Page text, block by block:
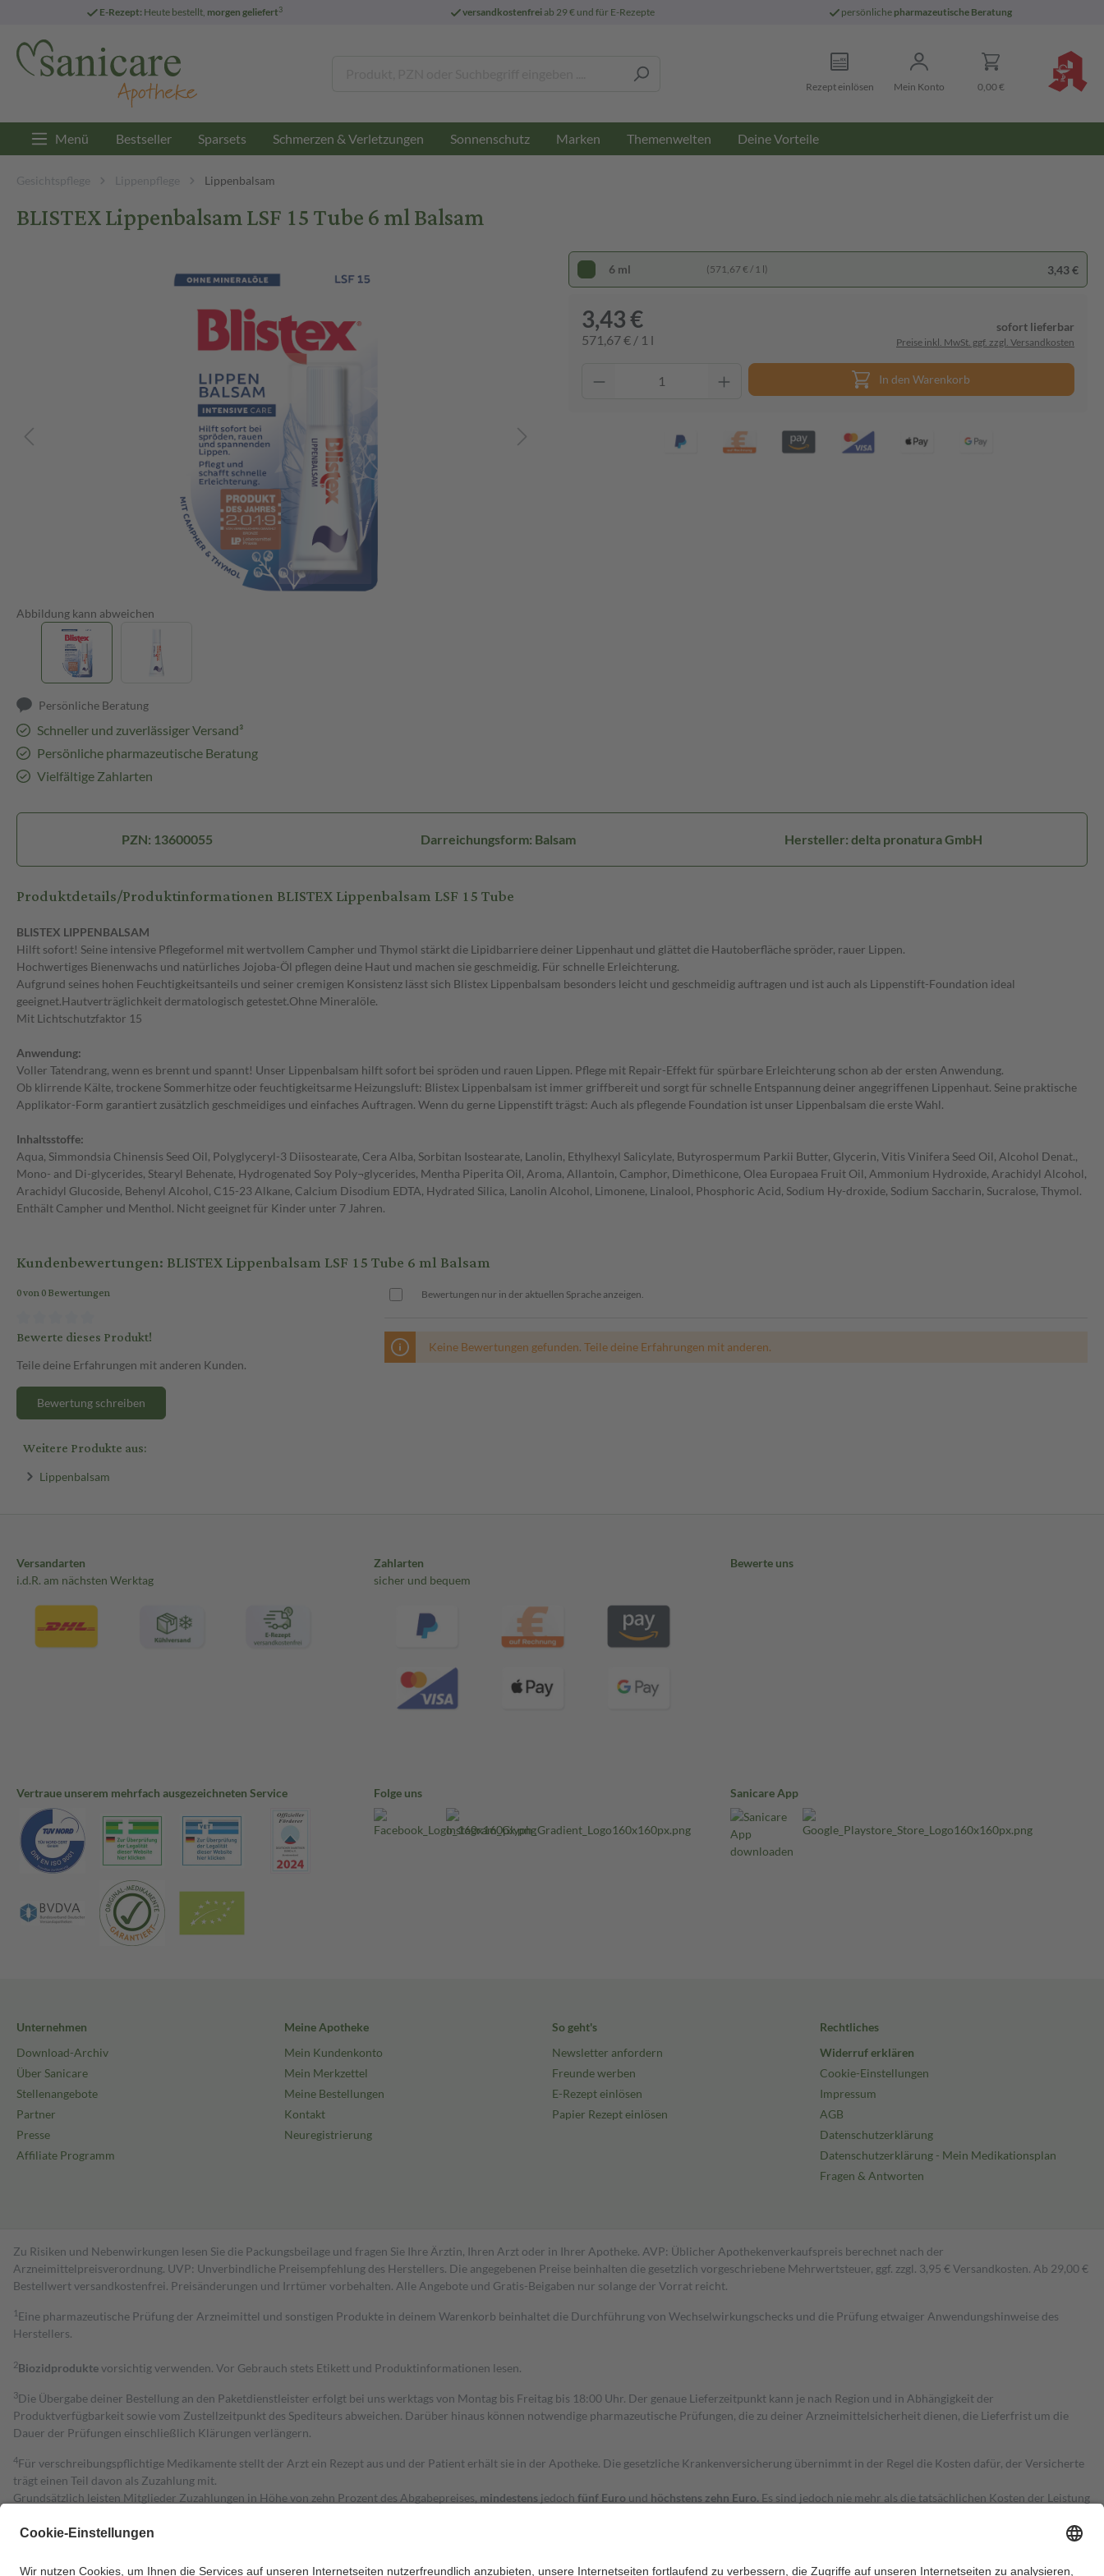
E-Rezept: Heute bestellt, morgen geliefert3 versandkostenfreiab 29 € und für E-Rezepte persönliche pharmazeutische Beratung
Rezept einlösen Mein Konto 0,00 €
Menü Bestseller Sparsets Schmerzen & Verletzungen Sonnenschutz Marken Themenwelten Deine Vorteile
Gesichtspflege Lippenpflege Lippenbalsam
BLISTEX Lippenbalsam LSF 15 Tube 6 ml Balsam
Abbildung kann abweichen
Persönliche Beratung
Schneller und zuverlässiger Versand³
Persönliche pharmazeutische Beratung
Vielfältige Zahlarten
6 ml (571,67 € / 1 l) 3,43 €
3,43 €
571,67 € / 1 l
sofort lieferbar
Preise inkl. MwSt. ggf. zzgl. Versandkosten
In den Warenkorb
PZN: 13600055 Darreichungsform: Balsam Hersteller: delta pronatura GmbH
Produktdetails/Produktinformationen BLISTEX Lippenbalsam LSF 15 Tube
BLISTEX LIPPENBALSAM
Hilft sofort! Seine intensive Pflegeformel mit wertvollem Campher und Thymol stärkt die Lipidbarriere deiner Lippenhaut und glättet die Hautoberfläche spröder, rauer Lippen.
Hochwertiges Bienenwachs und natürliches Jojoba-Öl pflegen deine Haut und machen sie geschmeidig. Für schnelle Erleichterung.
Aufgrund seines hohen Feuchtigkeitsanteils und seiner cremigen Konsistenz lässt sich Blistex Lippenbalsam besonders leicht und geschmeidig auftragen und ist auch als Lippenstift-Foundation ideal
geeignet.Hautverträglichkeit dermatologisch getestet.Ohne Mineralöle.
Mit Lichtschutzfaktor 15
Anwendung:
Voller Tatendrang, wenn es brennt und spannt! Unser Lippenbalsam hilft sofort bei spröden und rauen Lippen. Pflege mit Repair-Effekt für spürbare Erleichterung schon ab der ersten Anwendung.
Ob klirrende Kälte, trockene Sommerhitze oder feuchtigkeitsarme Heizungsluft: Blistex Lippenbalsam ist immer griffbereit und sorgt für schnelle Entspannung deiner angegriffenen Lippenhaut. Seine praktische
Applikator-Form garantiert zusätzlich geschmeidiges und einfaches Auftragen. Wenn du gerne Lippenstift trägst: Auch als pflegende Foundation ist unser Lippenbalsam die erste Wahl.
Inhaltsstoffe:
Aqua, Simmondsia Chinensis Seed Oil, Polyglyceryl-3 Diisostearate, Cera Alba, Sorbitan Isostearate, Lanolin, Ethylhexyl Salicylate, Butyrospermum Parkii Butter, Glycerin, Vitis Vinifera Seed Oil, Alcohol Denat.,
Mono- and Di-glycerides, Stearyl Behenate, Hydrogenated Soy Poly¬glycerides, Mentha Piperita Oil, Aroma, Allantoin, Camphor, Dimethicone, Olea Europaea Fruit Oil, Ammonium Hydroxide, Arachidyl Alcohol,
Arachidyl Glucoside, Behenyl Alcohol, C15-23 Alkane, Calcium Disodium EDTA, Hydrated Silica, Lanolin Alcohol, Limonene, Linalool, Phosphoric Acid, Sodium Hy-droxide, Sodium Saccharin, Sucralose, Thymol.
Enthält Campher und Menthol. Nicht geeignet für Kinder unter 7 Jahren.
Kundenbewertungen: BLISTEX Lippenbalsam LSF 15 Tube 6 ml Balsam
0 von 0 Bewertungen
Bewerte dieses Produkt!
Teile deine Erfahrungen mit anderen Kunden.
Bewertung schreiben
Bewertungen nur in der aktuellen Sprache anzeigen.
Keine Bewertungen gefunden. Teile deine Erfahrungen mit anderen.
Weitere Produkte aus:
Lippenbalsam
Versandarten
i.d.R. am nächsten Werktag
Zahlarten
sicher und bequem
Bewerte uns
Vertraue unserem mehrfach ausgezeichneten Service Folge uns Sanicare App
Unternehmen
Download-Archiv
Über Sanicare
Stellenangebote
Partner
Presse
Affiliate Programm
Meine Apotheke
Mein Kundenkonto
Mein Merkzettel
Meine Bestellungen
Kontakt
Neuregistrierung
So geht's
Newsletter anfordern
Freunde werben
E-Rezept einlösen
Papier Rezept einlösen
Rechtliches
Widerruf erklären
Cookie-Einstellungen
Impressum
AGB
Datenschutzerklärung
Datenschutzerklärung - Mein Medikationsplan
Fragen & Antworten
Zu Risiken und Nebenwirkungen lesen Sie die Packungsbeilage und fragen Sie Ihre Ärztin, Ihren Arzt oder in Ihrer Apotheke. AVP: Üblicher Apothekenverkaufspreis berechnet nach der
Arzneimittelpreisverordnung. UVP: Unverbindliche Preisempfehlung des Herstellers. Die angegebenen Preise beinhalten die gesetzlich vorgeschriebene Mehrwertsteuer, ggf. zzgl. 3,95 € Versandkosten. Ab 29,00 €
Bestell­wert versand­kosten­frei. Preisänderungen und Irrtümer vorbehalten. Alle Angebote und Gratis-Beigaben nur solange der Vorrat reicht.
1 Eine pharmazeutische Prüfung der Arzneimittel und sonstigen Produkte in deinem Warenkorb beinhaltet die Durchführung von Wechselwirkungschecks und die Prüfung etwaiger Anwendungshinweise des
Herstellers.
2Biozidproduktevorsichtig verwenden. Vor Gebrauch stets Etikett und Produktinformationen lesen.
3Die Übergabe deiner Bestellung an den Paketdienstleister erfolgt bei uns werktags von Montag bis Freitag bis 18:00 Uhr. Der genaue Lieferzeitpunkt kann je nach Region und in Abhängigkeit der
Produktverfügbarkeit sowie vom Zustellzeitpunkt des Spediteurs abweichen. Darüber hinaus können notwendige pharmazeutische Prüfungen, die zu deiner Arzneimittelsicherheit dienen, die Lieferfrist um die
Dauer der Prüfungen einschließlich Klärungen verlängern.
4Für verschreibungspflichtige Medikamente stellt der Arzt ein Rezept aus und der Patient erhält sie in der Apotheke. Die gesetzliche Krankenversicherung übernimmt in der Regel die Kosten dafür, der Versicherte
trägt einen Teil davon als Zuzahlung mit.
Grundsätzlich leisten Mitglieder Zuzahlungen in Höhe von zehn Prozent des Abgabepreises, mindestens jedoch fünf Euro und höchstens zehn Euro. Es sind jedoch nie mehr als die tatsächlichen Kosten der Leistung
Diese Regeln gelten grundsätzlich auch für Online-Apotheken.
Um das Engagement der Versicherten für ihre eigene Gesundheit zu stärken und die besondere Stellung der Familie zu unterstützen, fallenkeine Zuzahlungen an bei: